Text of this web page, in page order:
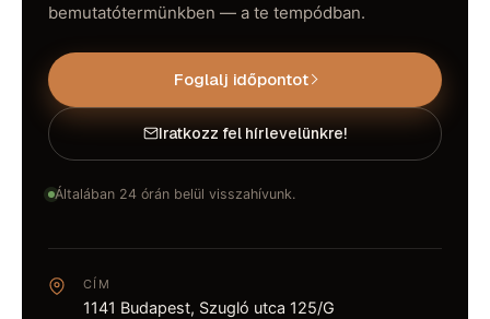
bemutatótermünkben — a te tempódban.
Foglalj időpontot
Iratkozz fel hírlevelünkre!
Általában 24 órán belül visszahívunk.
CÍM
1141 Budapest, Szugló utca 125/G